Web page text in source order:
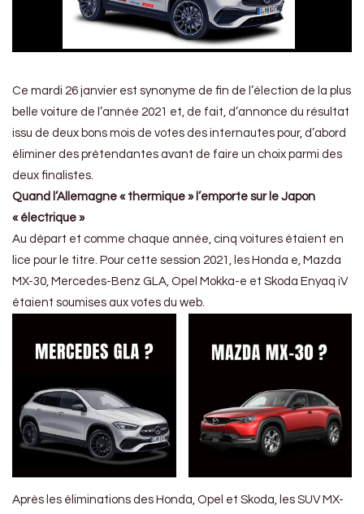
Ce mardi 26 janvier est synonyme de fin de l’élection de la plus
belle voiture de l’année 2021 et, de fait, d’annonce du résultat
issu de deux bons mois de votes des internautes pour, d’abord
éliminer des prétendantes avant de faire un choix parmi des
deux finalistes.
Quand l’Allemagne « thermique » l’emporte sur le Japon
« électrique »
Au départ et comme chaque année, cinq voitures étaient en
lice pour le titre. Pour cette session 2021, les Honda e, Mazda
MX-30, Mercedes-Benz GLA, Opel Mokka-e et Skoda Enyaq iV
étaient soumises aux votes du web.
Après les éliminations des Honda, Opel et Skoda, les SUV MX-